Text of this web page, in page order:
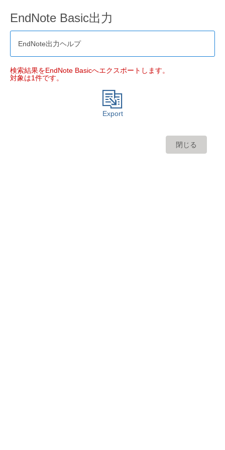
EndNote Basic出力
EndNote出力ヘルプ
検索結果をEndNote Basicへエクスポートします。
対象は1件です。
Export